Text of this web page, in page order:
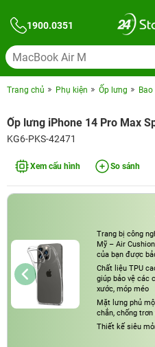
1900.0351
Trang chủ Phụ kiện Ốp lưng
Ốp lưng iPhone 14 Pro Max
KG6-PKS-42471
Xem cấu hình So sánh
Trang bị công
Mỹ – Air
của bạn được
Chất liệu TPU
giúp bảo vệ các
xước, móp méo
Mặt lưng phủ
chắn, chống
Thiết kế siêu